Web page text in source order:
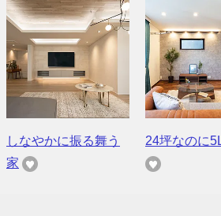
しなやかに振る舞う
家
24坪なのに